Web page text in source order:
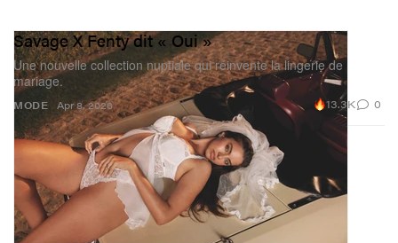
MODE
Savage X Fenty dit « Oui »
Une nouvelle collection nuptiale qui réinvente la lingerie de
mariage.
Apr 8, 2026 13.3K 0